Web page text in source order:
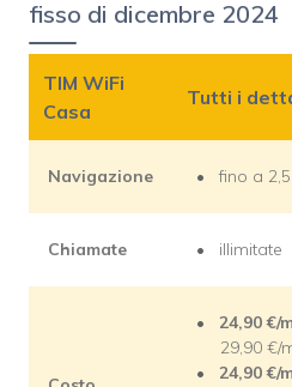
fisso di dicembre 2024
TIM WiFi
Casa
Tutti i
Navigazione fino a
Chiamate illimitate
24,90 €/
29,90 €/
24,90 €/